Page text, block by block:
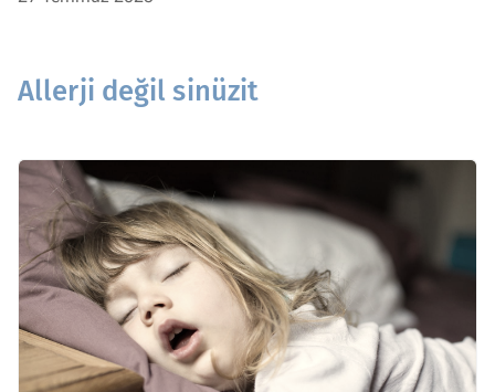
Allerji değil sinüzit